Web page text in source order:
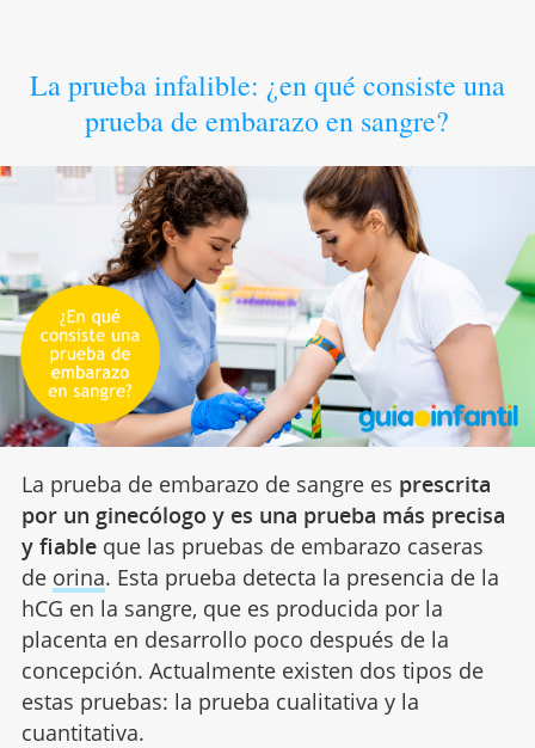
La prueba infalible: ¿en qué consiste una
prueba de embarazo en sangre?
La prueba de embarazo de sangre es prescrita
por un ginecólogo y es una prueba más precisa
y fiableque las pruebas de embarazo caseras
de orina. Esta prueba detecta la presencia de la
hCG en la sangre, que es producida por la
placenta en desarrollo poco después de la
concepción. Actualmente existen dos tipos de
estas pruebas: la prueba cualitativa y la
cuantitativa.